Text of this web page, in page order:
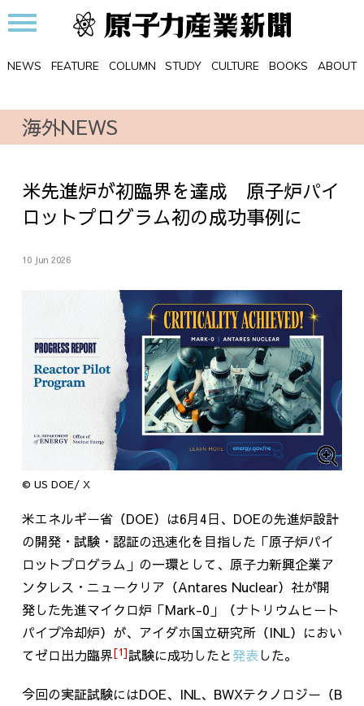
NEWS FEATURE COLUMN STUDY CULTURE BOOKS ABOUT
海外NEWS
米先進炉が初臨界を達成 原子炉パイ
ロットプログラム初の成功事例に
10 Jun 2026
© US DOE/ X
米エネルギー省（DOE）は6月4日、 DOEの先進炉設計
の開発・試験・認証の迅速化を目指した「原子炉パイ
ロットプログラム」の一環として、原子力新興企業ア
ンタレス・ニュークリア（Antares Nuclear）社が開
発した先進マイクロ炉「Mark-0 」（ナトリウムヒート
パイプ冷却炉）が、アイダホ国立研究所（INL）におい
てゼロ出力臨界[1]試験に成功したと発表した。
今回の実証試験にはDOE、 INL、 BWXテクノロジー（B